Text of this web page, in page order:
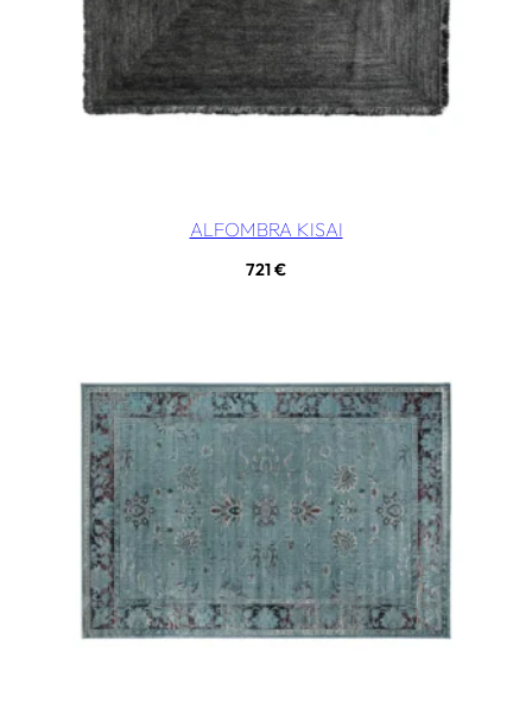
ALFOMBRA KISAI
721€